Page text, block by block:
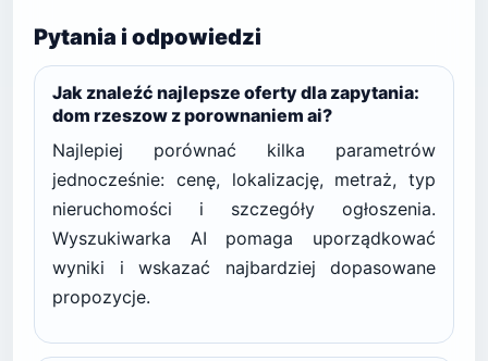
Pytania i odpowiedzi
Jak znaleźć najlepsze oferty dla zapytania:
dom rzeszow z porownaniem ai?
Najlepiej porównać kilka parametrów
jednocześnie: cenę, lokalizację, metraż, typ
nieruchomości i szczegóły ogłoszenia.
Wyszukiwarka AI pomaga uporządkować
wyniki i wskazać najbardziej dopasowane
propozycje.